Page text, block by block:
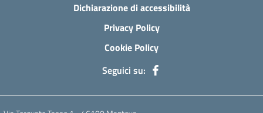
Dichiarazione di accessibilità
Privacy Policy
Cookie Policy
Seguici su: